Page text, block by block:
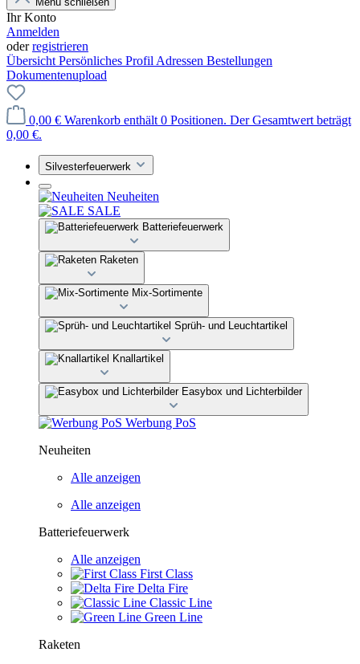
Ihr Konto
Anmelden
oderregistrieren
Übersicht Persönliches Profil Adressen Bestellungen
Dokumentenupload
0,00 € Warenkorb enthält 0 Positionen. Der Gesamtwert beträgt
0,00 €.
Silvesterfeuerwerk
Neuheiten
SALE
Batteriefeuerwerk
Raketen
Mix-Sortimente
Sprüh- und Leuchtartikel
Knallartikel
Easybox und Lichterbilder
Werbung PoS
Neuheiten
Alle anzeigen
Alle anzeigen
Batteriefeuerwerk
Alle anzeigen
First Class
Delta Fire
Classic Line
Green Line
Raketen